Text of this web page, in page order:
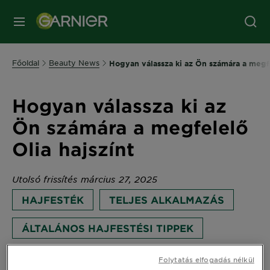
MENÜ
Főoldal Beauty News Hogyan válassza ki az Ön számára a
Hogyan válassza ki az
Ön számára a megfelelő
Olia hajszínt
Utolsó frissítés március 27, 2025
HAJFESTÉK TELJES ALKALMAZÁS
ÁLTALÁNOS HAJFESTÉSI TIPPEK
Folytatás elfogadás nélkül